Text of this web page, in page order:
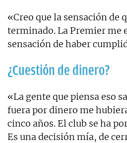
«Creo que la sensación de
terminado. La Premier me
sensación de haber
¿Cuestión de dinero?
«La gente que piensa eso
fuera por dinero me
cinco años. El club se ha
Es una decisión mía, de